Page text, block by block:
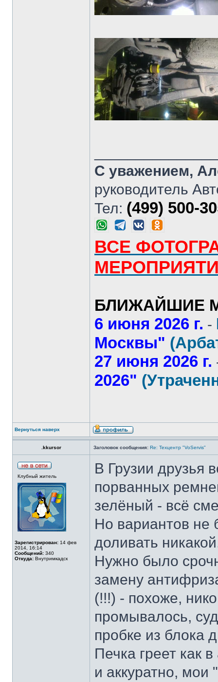
С уважением,
руководитель
Тел: (499) 500-
ВСЕ
БЛИЖАЙШИЕ
6 июня 2026 г. -
Москвы"
27 июня 2026 г.
2026"
Вернуться наверх
.kkursor Заголовок сообщения: Re: Техцентр "VoServis"
Клубный житель
Зарегистрирован: 14 фев
2014, 16:14
Сообщений: 340
Откуда: Внутримкадск
В Грузии друзья
порванных
зелёный - всё
Но вариантов не
доливать
Нужно было
замену
(!!!) - похоже,
промывалось,
пробке из блока
Печка греет как
и аккуратно, мои